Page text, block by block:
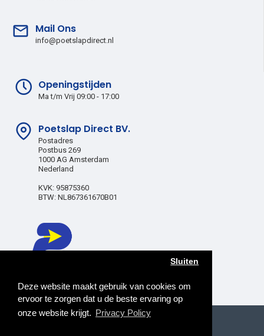
Deze website maakt gebruik van cookies om
ervoor te zorgen dat u de beste ervaring op
onze website krijgt. Privacy Policy
Sluiten
Mail Ons
info@poetslapdirect.nl
Openingstijden
Ma t/m Vrij 09:00 - 17:00
Poetslap Direct BV.
Postadres
Postbus 269
1000 AG Amsterdam
Nederland
KVK: 95875360
BTW: NL867361670B01